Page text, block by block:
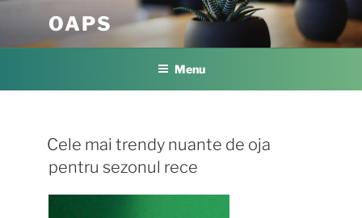
content
OAPS
Menu
Cele mai trendy nuante de oja
pentru sezonul rece